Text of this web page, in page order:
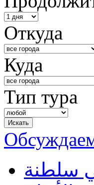
Откуда
Куда
Тип тура
سلطنة